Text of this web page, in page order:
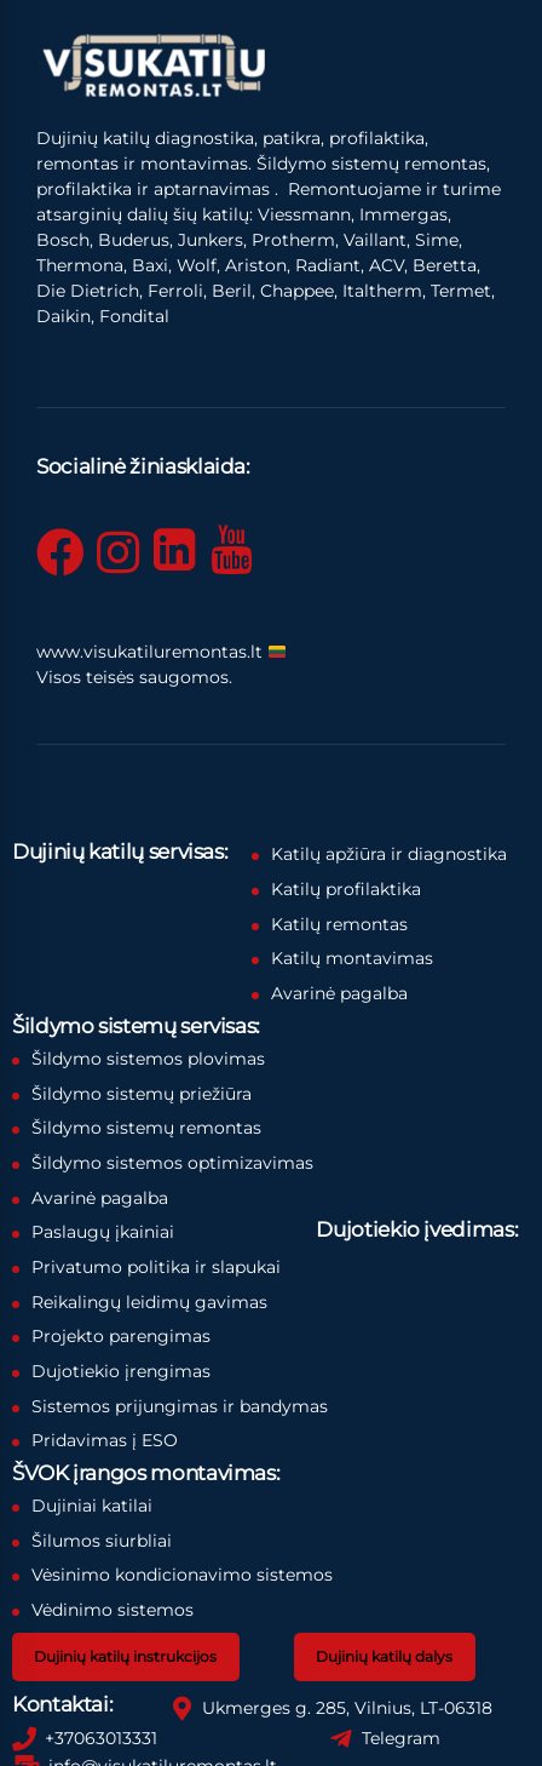
Dujinių katilų diagnostika, patikra, profilaktika,
remontas ir montavimas. Šildymo sistemų remontas,
profilaktika ir aptarnavimas . Remontuojame ir turime
atsarginių dalių šių katilų: Viessmann, Immergas,
Bosch, Buderus, Junkers, Protherm, Vaillant, Sime,
Thermona, Baxi, Wolf, Ariston, Radiant, ACV, Beretta,
Die Dietrich, Ferroli, Beril, Chappee, Italtherm, Termet,
Daikin, Fondital
Socialinė žiniasklaida:
www.visukatiluremontas.lt
Visos teisės saugomos.
Dujinių katilų servisas:
Katilų apžiūra ir diagnostika
Katilų profilaktika
Katilų remontas
Katilų montavimas
Avarinė pagalba
Šildymo sistemų servisas:
Šildymo sistemos plovimas
Šildymo sistemų priežiūra
Šildymo sistemų remontas
Šildymo sistemos optimizavimas
Avarinė pagalba
Paslaugų įkainiai
Privatumo politika ir slapukai
Dujotiekio įvedimas:
Reikalingų leidimų gavimas
Projekto parengimas
Dujotiekio įrengimas
Sistemos prijungimas ir bandymas
Pridavimas į ESO
ŠVOK įrangos montavimas:
Dujiniai katilai
Šilumos siurbliai
Vėsinimo kondicionavimo sistemos
Vėdinimo sistemos
Dujinių katilų instrukcijos Dujinių katilų dalys
Kontaktai:
Ukmerges g. 285, Vilnius, LT-06318
+37063013331
Telegram